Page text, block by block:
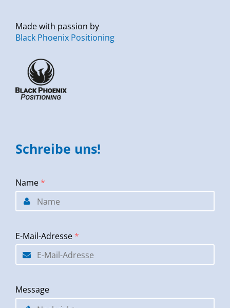
Made with passion by
Black Phoenix Positioning
Schreibe uns!
Name *
E-Mail-Adresse *
Message